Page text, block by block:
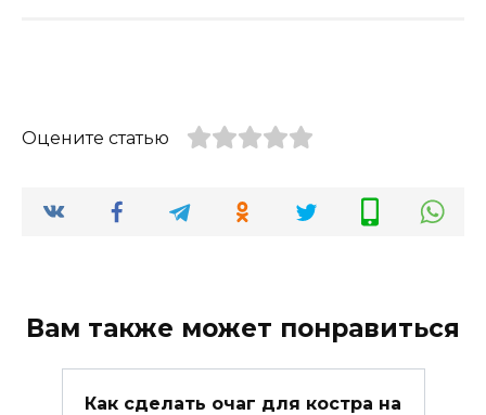
Оцените статью
Вам также может понравиться
Как сделать очаг для костра на